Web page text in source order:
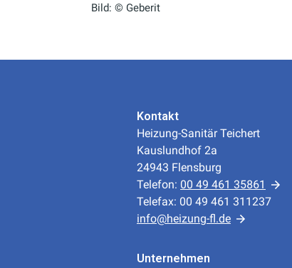
Bild: © Geberit
Kontakt
Heizung-Sanitär Teichert
Kauslundhof 2a
24943 Flensburg
Telefon: 00 49 461 35861
Telefax: 00 49 461 311237
info@heizung-fl.de
Unternehmen